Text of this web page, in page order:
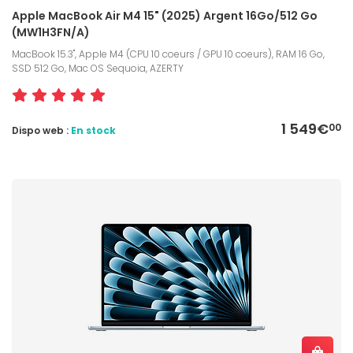
Apple MacBook Air M4 15" (2025) Argent 16Go/512 Go
(MW1H3FN/A)
MacBook 15.3", Apple M4 (CPU 10 coeurs / GPU 10 coeurs), RAM 16 Go,
SSD 512 Go, Mac OS Sequoia, AZERTY
1 549€00
Dispo web : En stock